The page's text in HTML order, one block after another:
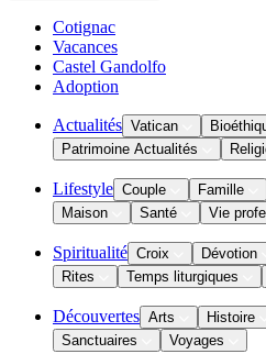
Cotignac
Vacances
Castel Gandolfo
Adoption
Actualités Vatican
Patrimoine Actualités
Lifestyle Couple Famille
Maison
Santé Vie
Spiritualité Croix Dévotion
Rites
Temps liturgiques
Découvertes Arts Histoire
Sanctuaires
Voyages